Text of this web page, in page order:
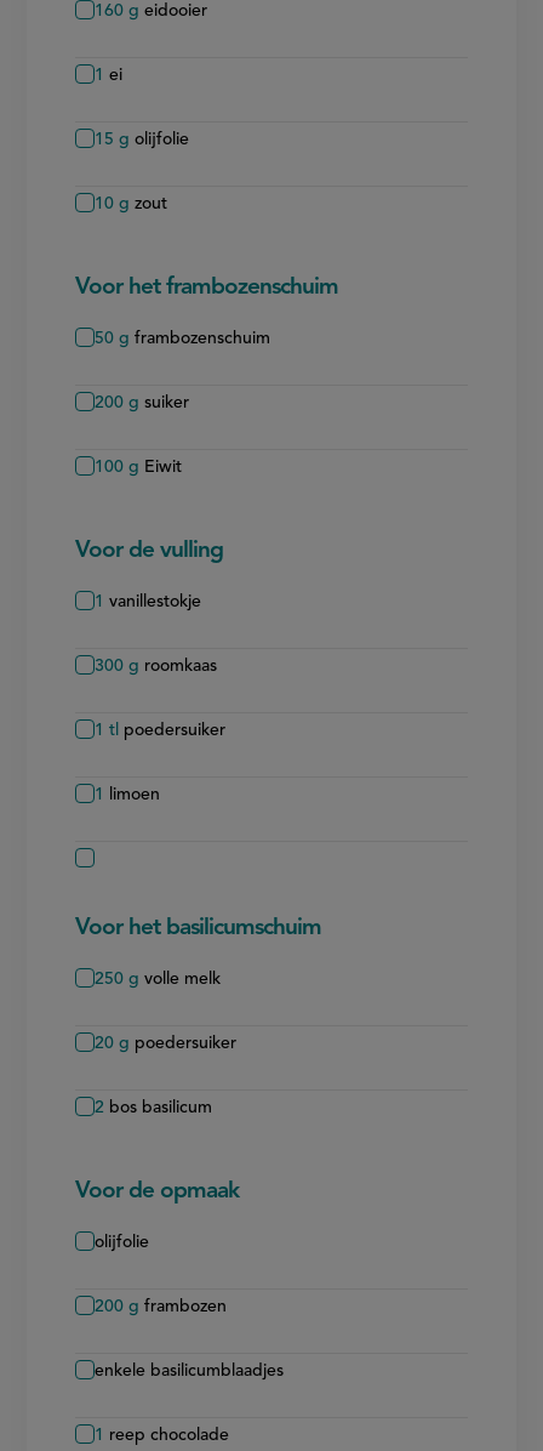
160 g eidooier
1 ei
15 g olijfolie
10 g zout
Voor het frambozenschuim
50 g frambozenschuim
200 g suiker
100 g Eiwit
Voor de vulling
1 vanillestokje
300 g roomkaas
1 tl poedersuiker
1 limoen
Voor het basilicumschuim
250 g volle melk
20 g poedersuiker
2 bos basilicum
Voor de opmaak
olijfolie
200 g frambozen
enkele basilicumblaadjes
1 reep chocolade